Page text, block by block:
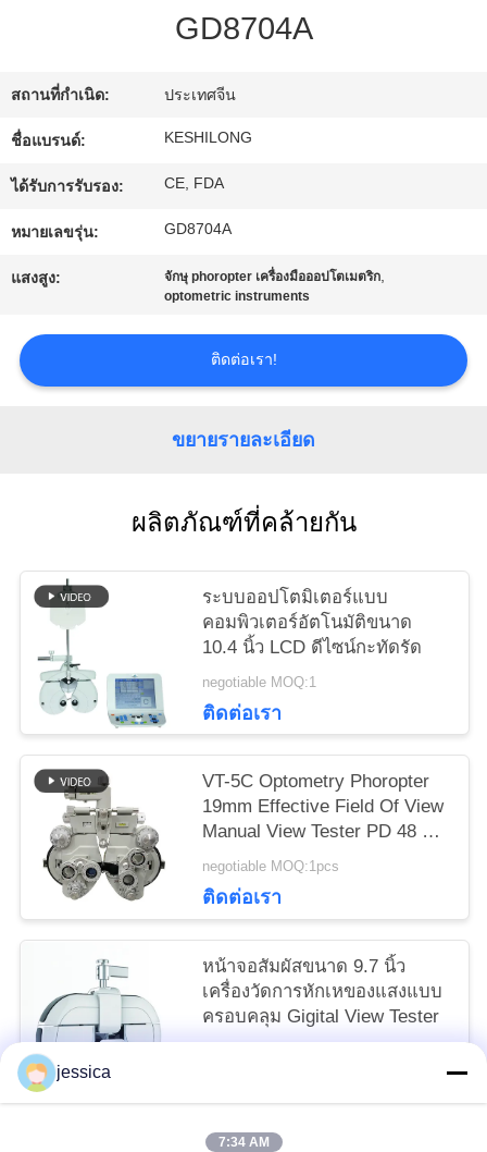
ขอ
ใบ
แผนผัง
PRIVACY
GD8704A
สถานที่กำเนิด: ประเทศจีน
ชื่อแบรนด์: KESHILONG
ได้รับการรับรอง: CE, FDA
หมายเลขรุ่น: GD8704A
แสงสูง: จักษุ phoropter เครื่องมือออปโตเมตริก,
optometric instruments
ติดต่อเรา!
ขยายรายละเอียด
ผลิตภัณฑ์ที่คล้ายกัน
ระบบออปโตมิเตอร์แบบ
คอมพิวเตอร์อัตโนมัติขนาด
10.4 นิ้ว LCD ดีไซน์กะทัดรัด
negotiable MOQ:1
ติดต่อเรา
VT-5C Optometry Phoropter
19mm Effective Field Of View
Manual View Tester PD 48 ถึง
80mm
negotiable MOQ:1pcs
ติดต่อเรา
หน้าจอสัมผัสขนาด 9.7 นิ้ว
เครื่องวัดการหักเหของแสงแบบ
ครอบคลุม Gigital View Tester
jessica
7:34 AM